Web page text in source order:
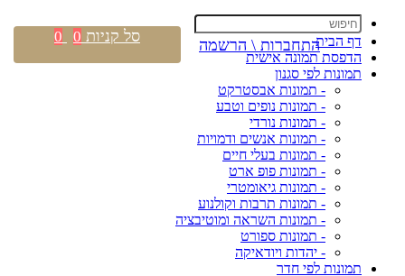
דף הבית
הדפסת תמונה אישית
תמונות לפי סגנון
- תמונות אבסטרקט
- תמונות נופים וטבע
- תמונות נורדי
- תמונות אנשים ודמויות
- תמונות בעלי חיים
- תמונות פופ ארט
- תמונות גיאומטרי
- תמונות תרבות וקולנוע
- תמונות השראה ומוטיבציה
- תמונות ספורט
- יהדות ויודאיקה
תמונות לפי חדר
התחברות \ הרשמה סל קניות 0
0